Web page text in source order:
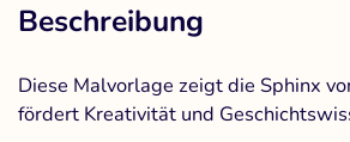
Beschreibung
Diese Malvorlage zeigt die Sphinx
fördert Kreativität und